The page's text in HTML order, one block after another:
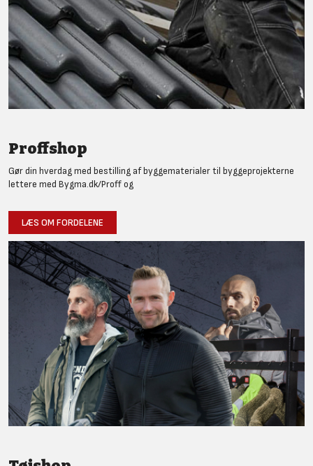
Proffshop
Gør din hverdag med bestilling af byggematerialer til byggeprojekterne
lettere med Bygma.dk/Proff og
LÆS OM FORDELENE